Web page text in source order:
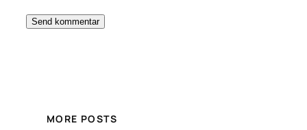
MORE POSTS